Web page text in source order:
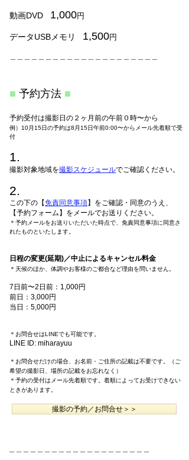
動画DVD 1,000円
データUSBメモリ 1,500円
■ 予約方法 ■
予約受付は撮影日の２ヶ月前の午前０時〜から
例）10月15日の予約は8月15日午前0:00〜からメール先着順で受
付
1.
撮影対象地域を撮影スケジュールでご確認ください。
2.
この下の【免責同意事項】 をご確認・同意のうえ、
【予約フォーム】 をメールでお送りください。
＊予約メールをお送りいただいた時点で、免責同意事項に同意さ
れたものといたします。
日程の変更(延期)／中止によるキャンセル料金
＊天候のほか、体調やお客様のご都合など理由を問いません。
7日前〜2日前：1,000円
前日：3,000円
当日：5,000円
＊お問合せはLINEでも可能です。
LINE ID: miharayuu
＊お問合せだけの場合、お名前・ご住所の記載は不要です。（ご
希望の撮影日、場所の記載をお忘れなく）
＊予約の受付はメール先着順です。着順によってお受けできない
ときがあります。
撮影の予約／お問合せ＞＞